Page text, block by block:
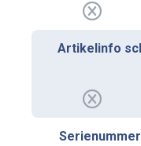
Artikelinfo